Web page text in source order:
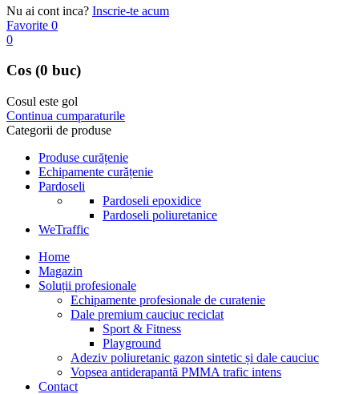
Nu ai cont inca? Inscrie-te acum
Favorite 0
0
Cos (0 buc)
Cosul este gol
Continua cumparaturile
Categorii de produse
Produse curățenie
Echipamente curățenie
Pardoseli
Pardoseli epoxidice
Pardoseli poliuretanice
WeTraffic
Home
Magazin
Soluții profesionale
Echipamente profesionale de curatenie
Dale premium cauciuc reciclat
Sport & Fitness
Playground
Adeziv poliuretanic gazon sintetic și dale cauciuc
Vopsea antiderapantă PMMA trafic intens
Contact